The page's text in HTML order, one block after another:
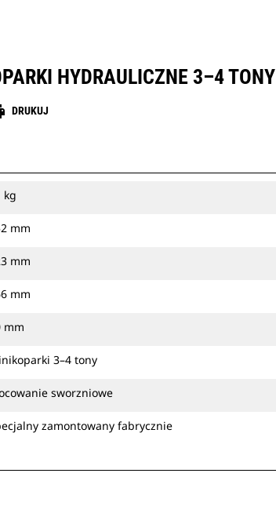
HYDRAULICZNE 3–4 TONY
DRUKUJ
kg
mm
mm
mm
mm
3–4 tony
sworzniowe
zamontowany fabrycznie